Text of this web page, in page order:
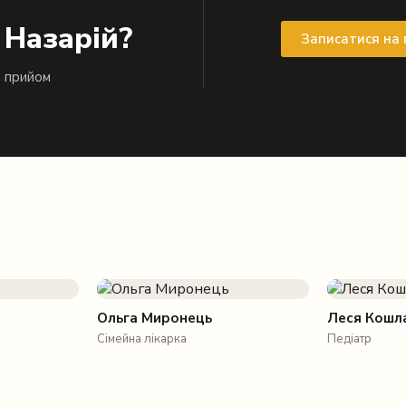
прийом
Записатися на
Ольга Миронець
Сімейна лікарка
Леся
Педіатр